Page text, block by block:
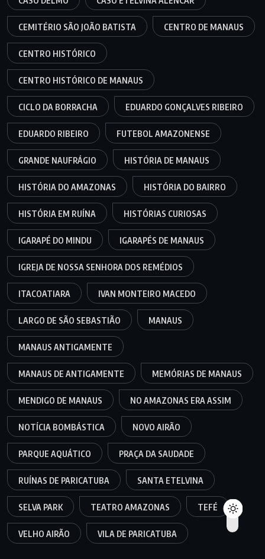
CEMITÉRIO SÃO JOÃO BATISTA CENTRO DE MANAUS
CENTRO HISTÓRICO
CENTRO HISTÓRICO DE MANAUS
CICLO DA BORRACHA EDUARDO GONÇALVES RIBEIRO
EDUARDO RIBEIRO FUTEBOL AMAZONENSE
GRANDE NAUFRÁGIO HISTÓRIA DE MANAUS
HISTÓRIA DO AMAZONAS HISTÓRIA DO BAIRRO
HISTÓRIA EM RUÍNA HISTÓRIAS CURIOSAS
IGARAPÉ DO MINDU IGARAPÉS DE MANAUS
IGREJA DE NOSSA SENHORA DOS REMÉDIOS
ITACOATIARA IVAN MONTEIRO MACEDO
LARGO DE SÃO SEBASTIÃO MANAUS
MANAUS ANTIGAMENTE
MANAUS DE ANTIGAMENTE MEMÓRIAS DE MANAUS
MENDIGO DE MANAUS NO AMAZONAS ERA ASSIM
NOTÍCIA BOMBÁSTICA NOVO AIRÃO
PARQUE AQUÁTICO PRAÇA DA SAUDADE
RUÍNAS DE PARICATUBA SANTA ETELVINA
SELVA PARK TEATRO AMAZONAS TEFÉ
VELHO AIRÃO VILA DE PARICATUBA